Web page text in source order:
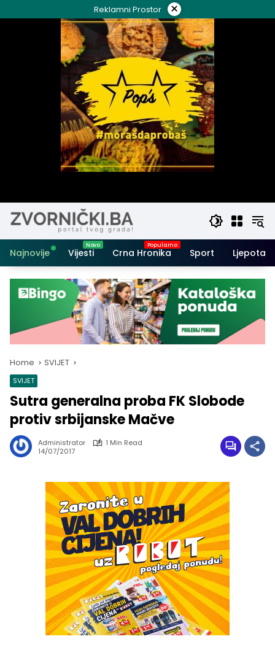
to
Reklamni Prostor ×
Najnovije Vijesti Crna Hronika Sport Ljepota i
Home SVIJET
SVIJET
Sutra generalna proba FK Slobode
protiv srbijanske Mačve
Administrator
1 Min Read
14/07/2017